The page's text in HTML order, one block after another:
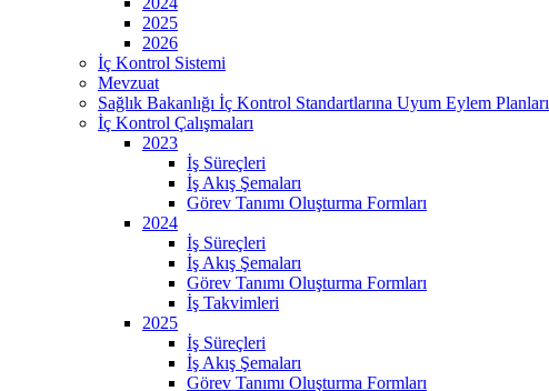
2025
2026
İç Kontrol Sistemi
Mevzuat
Sağlık Bakanlığı İç Kontrol Standartlarına Uyum Eylem Planları
İç Kontrol Çalışmaları
2023
İş Süreçleri
İş Akış Şemaları
Görev Tanımı Oluşturma Formları
2024
İş Süreçleri
İş Akış Şemaları
Görev Tanımı Oluşturma Formları
İş Takvimleri
2025
İş Süreçleri
İş Akış Şemaları
Görev Tanımı Oluşturma Formları